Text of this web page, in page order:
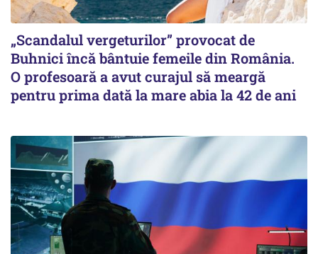
„Scandalul vergeturilor” provocat de
Buhnici încă bântuie femeile din România.
O profesoară a avut curajul să meargă
pentru prima dată la mare abia la 42 de ani